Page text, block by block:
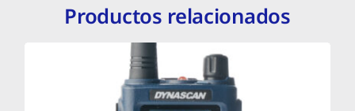
Productos relacionados